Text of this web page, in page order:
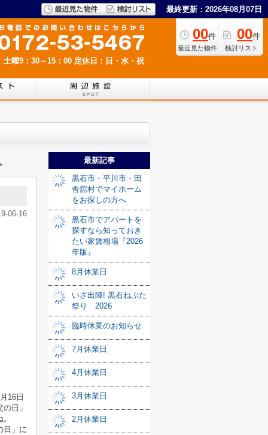
最終更新：2026年08月07日
00件
最近見た物件
00件
検討リスト
曜9：30～15：00 定休日：日・水・祝
06-16
16日
日」
日」に
最新記事
黒石市・平川市・田
舎舘村でマイホーム
をお探しの方へ
黒石市でアパートを
探すなら知っておき
たい家賃相場『2026
年版』
8月休業日
いざ出陣! 黒石ねぷた
祭り 2026
臨時休業のお知らせ
7月休業日
4月休業日
3月休業日
2月休業日